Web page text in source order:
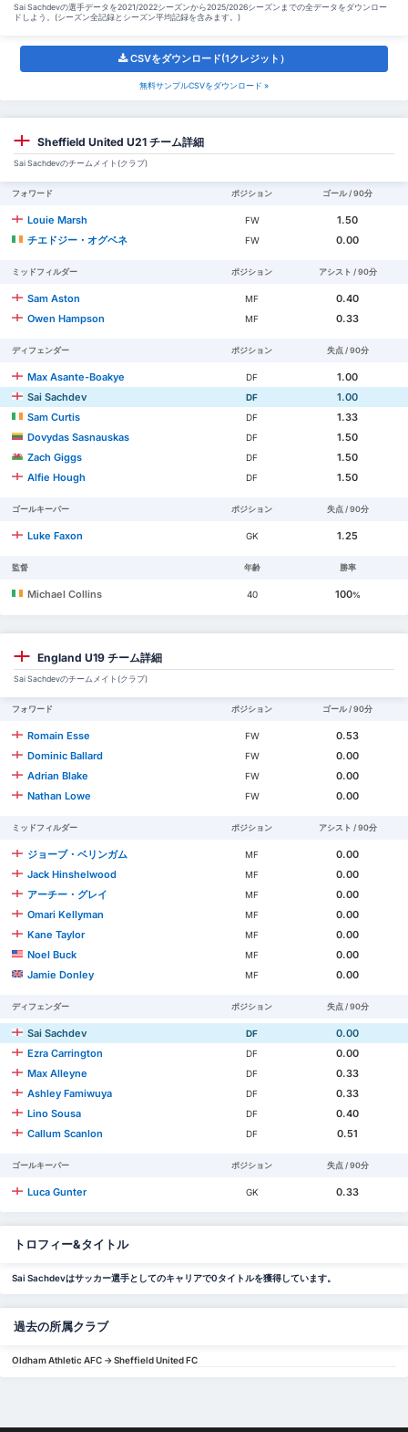
Sai Sachdevの選手データを2021/2022シーズンから2025/2026シーズンまでの全データをダウンロー
ドしよう。(シーズン全記録とシーズン平均記録を含みます。)
CSVをダウンロード(1クレジット）
無料サンプルCSVをダウンロード »
Sheffield United U21 チーム詳細
Sai Sachdevのチームメイト(クラブ)
フォワード ポジション ゴール / 90分
Louie Marsh FW
1.50
チエドジー・オグベネ
FW 0.00
ミッドフィルダー ポジション アシスト / 90分
Sam Aston MF
0.40
Owen Hampson
MF 0.33
ディフェンダー ポジション 失点 / 90分
Max Asante-Boakye DF
1.00
Sai Sachdev
DF
1.00
Sam Curtis
DF
1.33
Dovydas Sasnauskas
DF
1.50
Zach Giggs
DF
1.50
Alfie Hough
DF 1.50
ゴールキーパー ポジション 失点 / 90分
Luke Faxon GK 1.25
監督 年齢 勝率
Michael Collins 40 100%
England U19 チーム詳細
Sai Sachdevのチームメイト(クラブ)
フォワード ポジション ゴール / 90分
Romain Esse FW
0.53
Dominic Ballard
FW
0.00
Adrian Blake
FW
0.00
Nathan Lowe
FW 0.00
ミッドフィルダー ポジション アシスト / 90分
ジョーブ・ベリンガム MF
0.00
Jack Hinshelwood
MF
0.00
アーチー・グレイ
MF
0.00
Omari Kellyman
MF
0.00
Kane Taylor
MF
0.00
Noel Buck
MF
0.00
Jamie Donley
MF 0.00
ディフェンダー ポジション 失点 / 90分
Sai Sachdev DF
0.00
Ezra Carrington
DF
0.00
Max Alleyne
DF
0.33
Ashley Famiwuya
DF
0.33
Lino Sousa
DF
0.40
Callum Scanlon
DF 0.51
ゴールキーパー ポジション 失点 / 90分
Luca Gunter GK 0.33
トロフィー&タイトル
Sai Sachdevはサッカー選手としてのキャリアで0タイトルを獲得しています。
過去の所属クラブ
Oldham Athletic AFC -> Sheffield United FC